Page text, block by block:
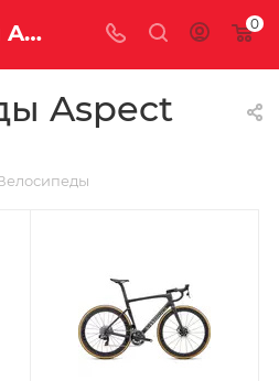
Велосипеды Aspect 0
Aspect